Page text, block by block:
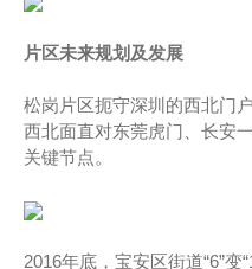
片区未来规划及发展
松岗片区扼守深圳的西北门
西北面直对东莞虎门、长安
关键节点。
2016年底，宝安区街道“6”